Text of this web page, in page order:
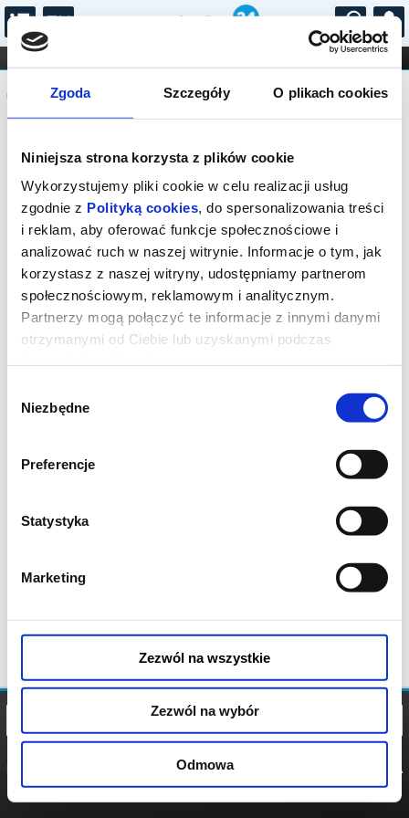
Zgoda Szczegóły O plikach cookies
Niniejsza strona korzysta z plików cookie
Wykorzystujemy pliki cookie w celu realizacji usług
zgodnie z Polityką cookies, do spersonalizowania treści
i reklam, aby oferować funkcje społecznościowe i
analizować ruch w naszej witrynie. Informacje o tym, jak
korzystasz z naszej witryny, udostępniamy partnerom
społecznościowym, reklamowym i analitycznym.
Partnerzy mogą połączyć te informacje z innymi danymi
otrzymanymi od Ciebie lub uzyskanymi podczas
zgody
Niezbędne
Preferencje
Statystyka
Marketing
Zezwól na wszystkie
Zezwól na wybór
Odmowa
...
FILHARMONIA OPERA I BALET
STAND-UP
DLA DZIECI
Komunikat
Sprzedaż biletów on-line na wydarzenie
została zakończona.
POLITYKA
POLITYKA